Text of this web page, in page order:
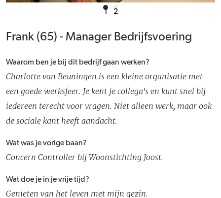
1 2
Frank (65) - Manager Bedrijfsvoering
Waarom ben je bij dit bedrijf gaan werken?
Charlotte van Beuningen is een kleine organisatie met
een goede werksfeer. Je kent je collega's en kunt snel bij
iedereen terecht voor vragen. Niet alleen werk, maar ook
de sociale kant heeft aandacht.
Wat was je vorige baan?
Concern Controller bij Woonstichting Joost.
Wat doe je in je vrije tijd?
Genieten van het leven met mijn gezin.